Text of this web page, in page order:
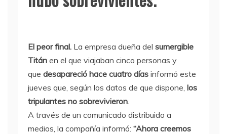
El peor final. La empresa dueña del sumergible
Titán en el que viajaban cinco personas y
que desapareció hace cuatro días informó este
jueves que, según los datos de que dispone, los
tripulantes no sobrevivieron.
A través de un comunicado distribuido a
medios, la compañía informó: “Ahora creemos